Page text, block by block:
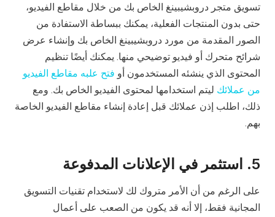
تسويق متجر دروبشيبينغ الخاص بك من خلال مقاطع الفيديو،
حتى بدون المنتجات الفعلية، يمكنك ببساطة الاستفادة من
الصور المقدمة من مورد دروبشيبينغ الخاص بك وإنشاء عرض
شرائح متحرك أو فيديو توضيحي منها. يمكنك أيضًا تنظيم
المحتوى الذي ينشئه المستخدمون أو فتح علبه مقاطع الفيديو
من عملائك ليتم استخدامها لمحتوى الفيديو الخاص بك. ومع
ذلك، اطلب إذن عملائك قبل إعادة إنشاء مقاطع الفيديو الخاصة
بهم.
5. استثمر في الإعلانات المدفوعة
على الرغم من أن الأمر متروك لك لاستخدام تقنيات التسويق
المجانية فقط، إلا أنه قد يكون من الصعب على أعمال